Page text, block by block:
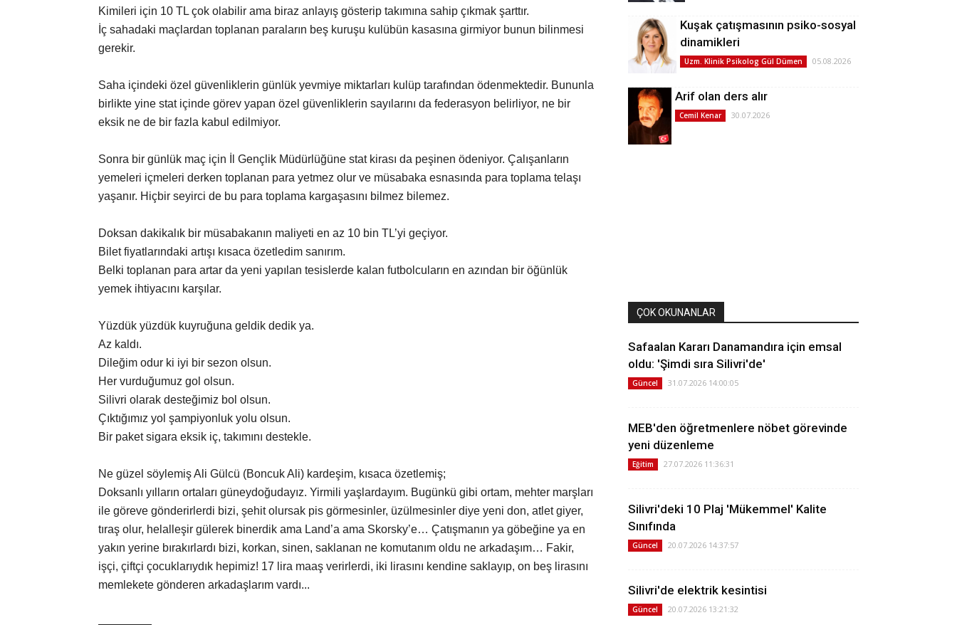
Kimileri için 10 TL çok olabilir ama biraz anlayış gösterip takımına sahip çıkmak şarttır.
İç sahadaki maçlardan toplanan paraların beş kuruşu kulübün kasasına girmiyor bunun bilinmesi
gerekir.
Saha içindeki özel güvenliklerin günlük yevmiye miktarları kulüp tarafından ödenmektedir. Bununla
birlikte yine stat içinde görev yapan özel güvenliklerin sayılarını da federasyon belirliyor, ne bir
eksik ne de bir fazla kabul edilmiyor.
Sonra bir günlük maç için İl Gençlik Müdürlüğüne stat kirası da peşinen ödeniyor. Çalışanların
yemeleri içmeleri derken toplanan para yetmez olur ve müsabaka esnasında para toplama telaşı
yaşanır. Hiçbir seyirci de bu para toplama kargaşasını bilmez bilemez.
Doksan dakikalık bir müsabakanın maliyeti en az 10 bin TL’yi geçiyor.
Bilet fiyatlarındaki artışı kısaca özetledim sanırım.
Belki toplanan para artar da yeni yapılan tesislerde kalan futbolcuların en azından bir öğünlük
yemek ihtiyacını karşılar.
Yüzdük yüzdük kuyruğuna geldik dedik ya.
Az kaldı.
Dileğim odur ki iyi bir sezon olsun.
Her vurduğumuz gol olsun.
Silivri olarak desteğimiz bol olsun.
Çıktığımız yol şampiyonluk yolu olsun.
Bir paket sigara eksik iç, takımını destekle.
Ne güzel söylemiş Ali Gülcü (Boncuk Ali) kardeşim, kısaca özetlemiş;
Doksanlı yılların ortaları güneydoğudayız. Yirmili yaşlardayım. Bugünkü gibi ortam, mehter marşları
ile göreve gönderirlerdi bizi, şehit olursak pis görmesinler, üzülmesinler diye yeni don, atlet giyer,
tıraş olur, helalleşir gülerek binerdik ama Land’a ama Skorsky’e… Çatışmanın ya göbeğine ya en
yakın yerine bırakırlardı bizi, korkan, sinen, saklanan ne komutanım oldu ne arkadaşım… Fakir,
işçi, çiftçi çocuklarıydık hepimiz! 17 lira maaş verirlerdi, iki lirasını kendine saklayıp, on beş lirasını
memlekete gönderen arkadaşlarım vardı...
Kuşak çatışmasının psiko-sosyal
dinamikleri
Uzm. Klinik Psikolog Gül Dümen 05.08.2026
Arif olan ders alır
Cemil Kenar 30.07.2026
ÇOK OKUNANLAR
Safaalan Kararı Danamandıra için emsal
oldu: 'Şimdi sıra Silivri'de'
Güncel 31.07.2026 14:00:05
MEB'den öğretmenlere nöbet görevinde
yeni düzenleme
Eğitim 27.07.2026 11:36:31
Silivri'deki 10 Plaj 'Mükemmel' Kalite
Sınıfında
Güncel 20.07.2026 14:37:57
Silivri'de elektrik kesintisi
Güncel 20.07.2026 13:21:32